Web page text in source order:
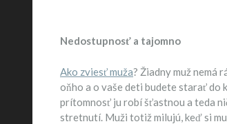
Nedostupnosť a tajomno
Ako zviesť muža? Žiadny muž nemá
oňho a o vaše deti budete starať do
prítomnosť ju robí šťastnou a teda
stretnutí. Muži totiž milujú, keď si